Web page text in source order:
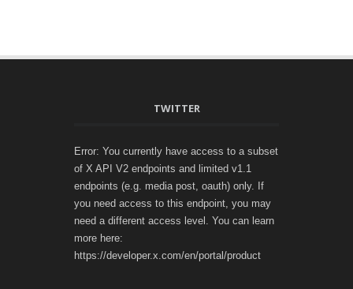
TWITTER
Error: You currently have access to a subset
of X API V2 endpoints and limited v1.1
endpoints (e.g. media post, oauth) only. If
you need access to this endpoint, you may
need a different access level. You can learn
more here:
https://developer.x.com/en/portal/product